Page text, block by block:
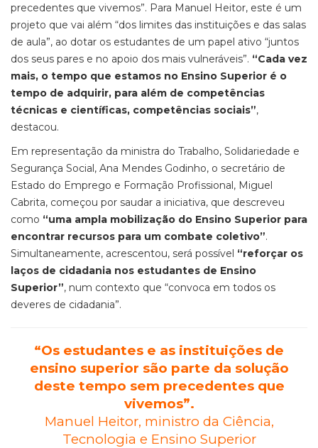
precedentes que vivemos”. Para Manuel Heitor, este é um
projeto que vai além “dos limites das instituições e das salas
de aula”, ao dotar os estudantes de um papel ativo “juntos
dos seus pares e no apoio dos mais vulneráveis”. “Cada vez
mais, o tempo que estamos no Ensino Superior é o
tempo de adquirir, para além de competências
técnicas e científicas, competências sociais”,
destacou.
Em representação da ministra do Trabalho, Solidariedade e
Segurança Social, Ana Mendes Godinho, o secretário de
Estado do Emprego e Formação Profissional, Miguel
Cabrita, começou por saudar a iniciativa, que descreveu
como “uma ampla mobilização do Ensino Superior para
encontrar recursos para um combate coletivo”.
Simultaneamente, acrescentou, será possível “reforçar os
laços de cidadania nos estudantes de Ensino
Superior”, num contexto que “convoca em todos os
deveres de cidadania”.
“Os estudantes e as instituições de
ensino superior são parte da solução
deste tempo sem precedentes que
vivemos”.
Manuel Heitor, ministro da Ciência,
Tecnologia e Ensino Superior